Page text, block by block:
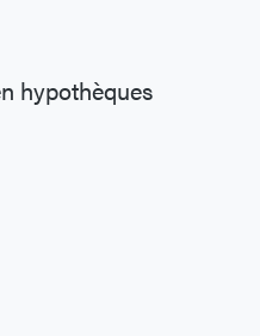
hypothèques